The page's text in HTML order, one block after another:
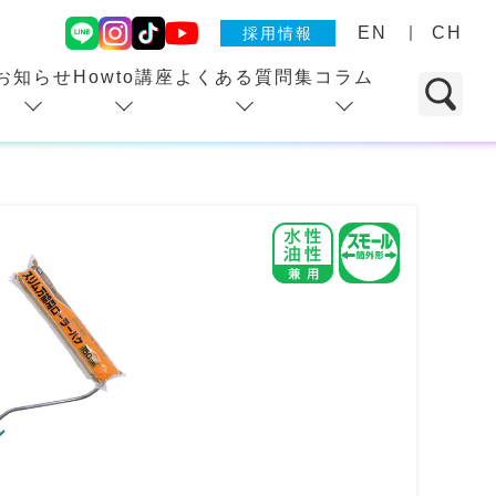
採用情報 EN CH
知らせ Howto講座 よくある質問集 コラム